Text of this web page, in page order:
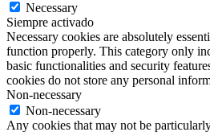
Necessary
Siempre activado
Necessary cookies are absolutely
function properly. This category only
basic functionalities and security
cookies do not store any personal
Non-necessary
Non-necessary
Any cookies that may not be